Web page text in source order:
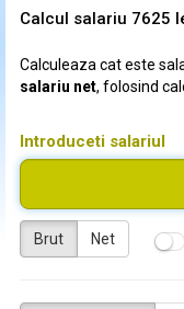
Calcul salariu 7625
Calculeaza cat este
salariu net, folosind
Introduceti salariul
Brut Net